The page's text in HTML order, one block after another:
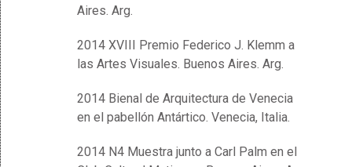
Aires. Arg.
2014 XVIII Premio Federico J. Klemm a
las Artes Visuales. Buenos Aires. Arg.
2014 Bienal de Arquitectura de Venecia
en el pabellón Antártico. Venecia, Italia.
2014 N4 Muestra junto a Carl Palm en el